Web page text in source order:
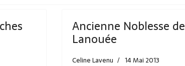
Ancienne Noblesse de
Lanouée
Celine Lavenu 14 Mai 2013